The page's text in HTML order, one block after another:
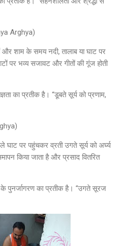
Arghya)
और शाम के समय नदी, तालाब या घाट पर
पर भव्य सजावट और गीतों की गूंज होती
का प्रतीक है। “डूबते सूर्य को प्रणाम,
घाट पर पहुंचकर व्रती उगते सूर्य को अर्घ्य
किया जाता है और प्रसाद वितरित
पुनर्जागरण का प्रतीक है। “उगते सूरज